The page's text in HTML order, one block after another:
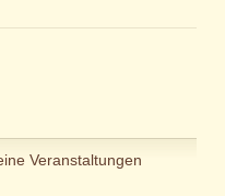
Veranstaltungen